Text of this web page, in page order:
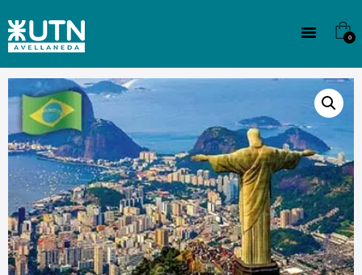
0
CULTURA
SEDE G. PANE (MITRE)
DOMÍNICO
CONTACTO